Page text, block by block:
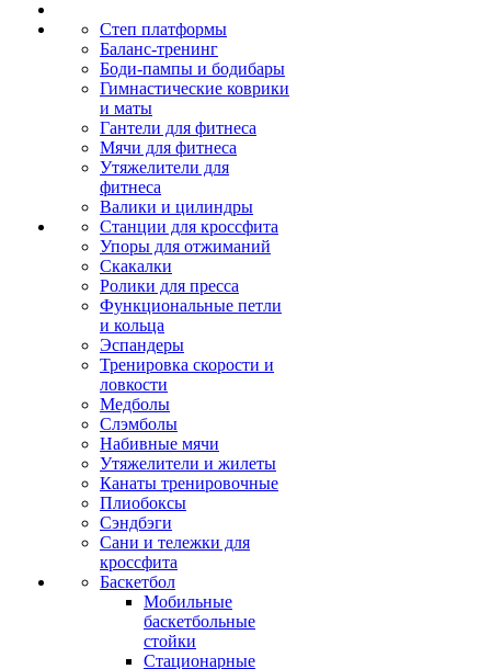
Степ платформы
Баланс-тренинг
Боди-пампы и бодибары
Гимнастические коврики
и маты
Гантели для фитнеса
Мячи для фитнеса
Утяжелители для
фитнеса
Валики и цилиндры
Станции для кроссфита
Упоры для отжиманий
Скакалки
Ролики для пресса
Функциональные петли
и кольца
Эспандеры
Тренировка скорости и
ловкости
Медболы
Слэмболы
Набивные мячи
Утяжелители и жилеты
Канаты тренировочные
Плиобоксы
Сэндбэги
Сани и тележки для
кроссфита
Баскетбол
Мобильные
баскетбольные
стойки
Стационарные